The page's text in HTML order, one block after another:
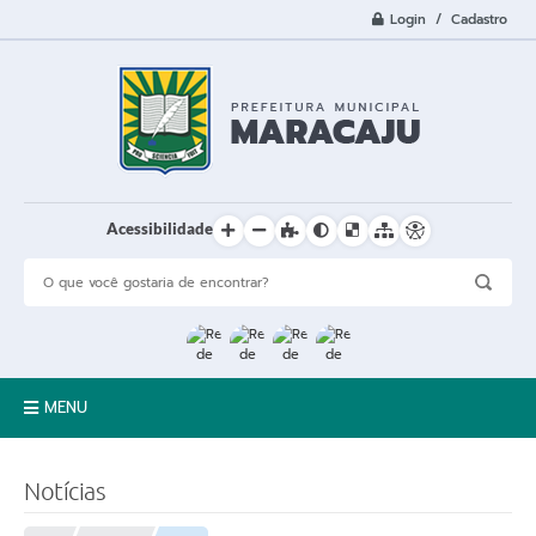
Login / Cadastro
Acessibilidade
MENU
Notícias